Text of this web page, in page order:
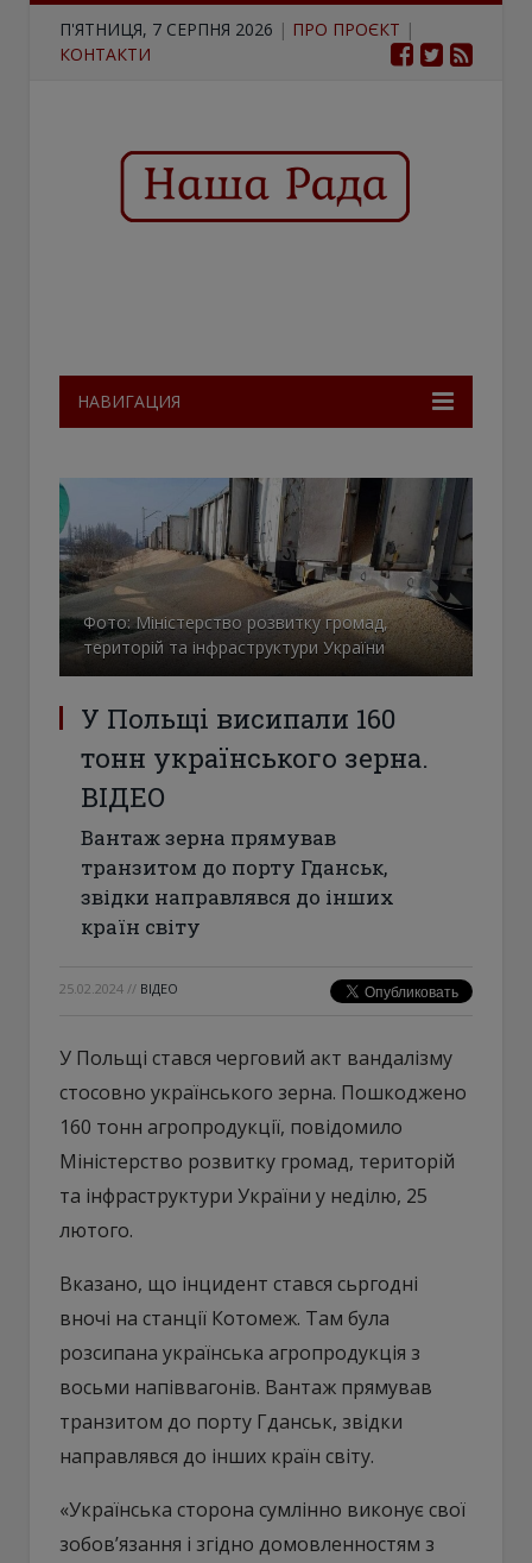
П'ЯТНИЦЯ, 7 СЕРПНЯ 2026 | ПРО ПРОЄКТ |
КОНТАКТИ
НАВИГАЦИЯ
Фото: Міністерство розвитку громад,
територій та інфраструктури України
У Польщі висипали 160
тонн українського зерна.
ВІДЕО
Вантаж зерна прямував
транзитом до порту Гданськ,
звідки направлявся до інших
країн світу
25.02.2024 // ВІДЕО
У Польщі стався черговий акт вандалізму
стосовно українського зерна. Пошкоджено
160 тонн агропродукції, повідомило
Міністерство розвитку громад, територій
та інфраструктури України у неділю, 25
лютого.
Вказано, що інцидент стався сьргодні
вночі на станції Котомеж. Там була
розсипана українська агропродукція з
восьми напіввагонів. Вантаж прямував
транзитом до порту Гданськ, звідки
направлявся до інших країн світу.
«Українська сторона сумлінно виконує свої
зобов’язання і згідно домовленностям з